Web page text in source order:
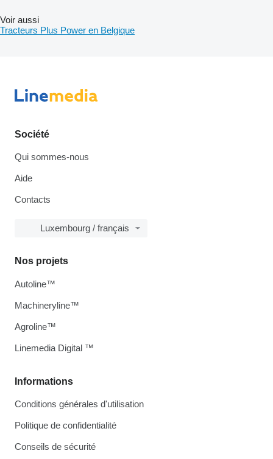
Voir aussi
Tracteurs Plus Power en Belgique
Société
Qui sommes-nous
Aide
Contacts
Luxembourg / français
Informations
Conditions générales d'utilisation
Politique de confidentialité
Conseils de sécurité
Nos projets
Autoline™
Machineryline™
Agroline™
Linemedia Digital ™